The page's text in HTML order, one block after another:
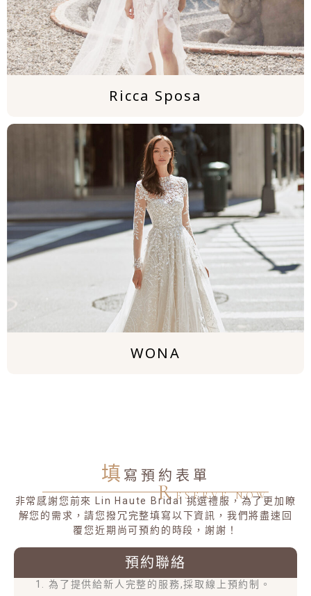
Ricca Sposa
WONA
填 寫預約表單
RESERVE NOW
非常感謝您前來 Lin Haute Bridal 挑選禮服，為了更加瞭
解您的需求，請您撥冗完整填寫以下資訊，我們將盡速回
覆您近期尚可預約的時段，謝謝！
預約聯絡
1. 為了提供給新人完整的服務,採取線上預約制。